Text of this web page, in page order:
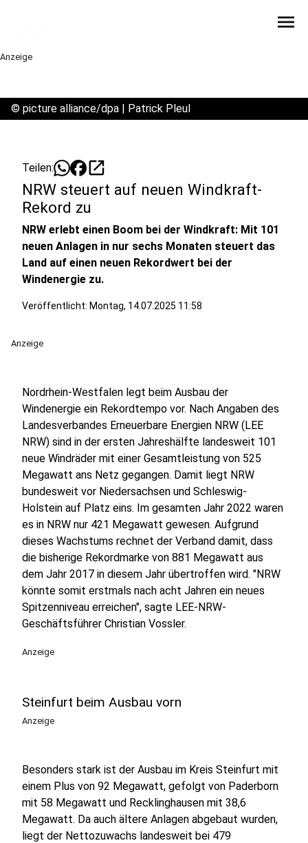
menu
Anzeige
© picture alliance/dpa | Patrick Pleul
Teilen: open_in_new
NRW steuert auf neuen Windkraft-
Rekord zu
NRW erlebt einen Boom bei der Windkraft: Mit 101
neuen Anlagen in nur sechs Monaten steuert das
Land auf einen neuen Rekordwert bei der
Windenergie zu.
Veröffentlicht: Montag, 14.07.2025 11:58
Anzeige
Nordrhein-Westfalen legt beim Ausbau der
Windenergie ein Rekordtempo vor. Nach Angaben des
Landesverbandes Erneuerbare Energien NRW (LEE
NRW) sind in der ersten Jahreshälfte landesweit 101
neue Windräder mit einer Gesamtleistung von 525
Megawatt ans Netz gegangen. Damit liegt NRW
bundesweit vor Niedersachsen und Schleswig-
Holstein auf Platz eins. Im gesamten Jahr 2022 waren
es in NRW nur 421 Megawatt gewesen. Aufgrund
dieses Wachstums rechnet der Verband damit, dass
die bisherige Rekordmarke von 881 Megawatt aus
dem Jahr 2017 in diesem Jahr übertroffen wird. "NRW
könnte somit erstmals nach acht Jahren ein neues
Spitzenniveau erreichen", sagte LEE-NRW-
Geschäftsführer Christian Vossler.
Anzeige
Steinfurt beim Ausbau vorn
Anzeige
Besonders stark ist der Ausbau im Kreis Steinfurt mit
einem Plus von 92 Megawatt, gefolgt von Paderborn
mit 58 Megawatt und Recklinghausen mit 38,6
Megawatt. Da auch ältere Anlagen abgebaut wurden,
liegt der Nettozuwachs landesweit bei 479